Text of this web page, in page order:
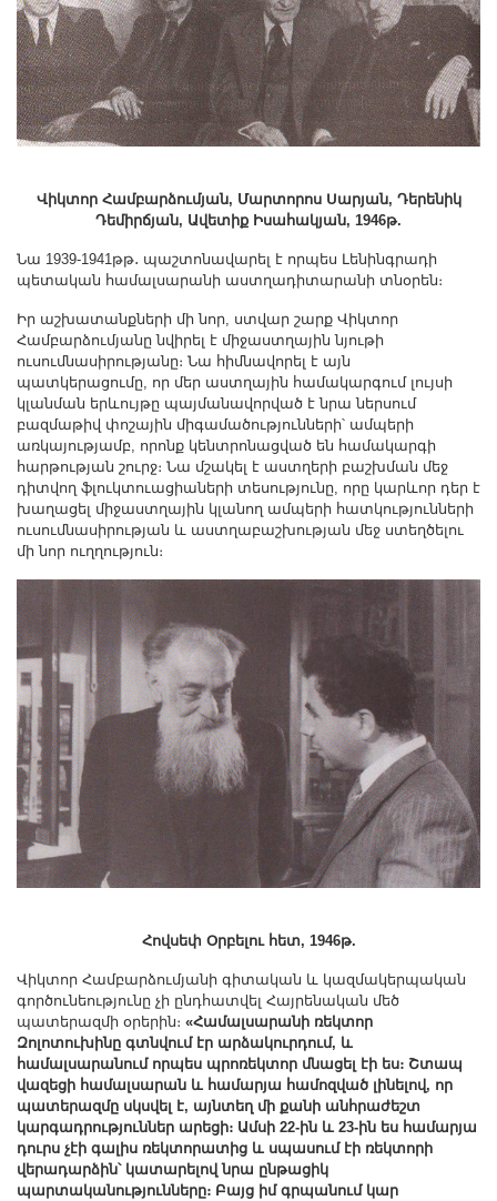
Վիկտոր Համբարձումյան, Մարտորոս Սարյան, Դերենիկ
Դեմիրճյան, Ավետիք Իսահակյան, 1946թ.
Նա 1939-1941թթ․ պաշտոնավարել է որպես Լենինգրադի
պետական համալսարանի աստղադիտարանի տնօրեն։
Իր աշխատանքների մի նոր, ստվար շարք Վիկտոր
Համբարձումյանը նվիրել է միջաստղային նյութի
ուսումնասիրությանը։ Նա հիմնավորել է այն
պատկերացումը, որ մեր աստղային համակարգում լույսի
կլանման երևույթը պայմանավորված է նրա ներսում
բազմաթիվ փոշային միգամածությունների՝ ամպերի
առկայությամբ, որոնք կենտրոնացված են համակարգի
հարթության շուրջ։ Նա մշակել է աստղերի բաշխման մեջ
դիտվող ֆլուկտուացիաների տեսությունը, որը կարևոր դեր է
խաղացել միջաստղային կլանող ամպերի հատկությունների
ուսումնասիրության և աստղաբաշխության մեջ ստեղծելու
մի նոր ուղղություն։
Հովսեփ Օրբելու հետ, 1946թ.
Վիկտոր Համբարձումյանի գիտական և կազմակերպական
գործունեությունը չի ընդհատվել Հայրենական մեծ
պատերազմի օրերին։ «Համալսարանի ռեկտոր
Զոլոտուխինը գտնվում էր արձակուրդում, և
համալսարանում որպես պրոռեկտոր մնացել էի ես։ Շտապ
վազեցի համալսարան և համարյա համոզված լինելով, որ
պատերազմը սկսվել է, այնտեղ մի քանի անհրաժեշտ
կարգադրություններ արեցի։ Ամսի 22-ին և 23-ին ես համարյա
դուրս չէի գալիս ռեկտորատից և սպասում էի ռեկտորի
վերադարձին՝ կատարելով նրա ընթացիկ
պարտականությունները։ Բայց իմ գրպանում կար